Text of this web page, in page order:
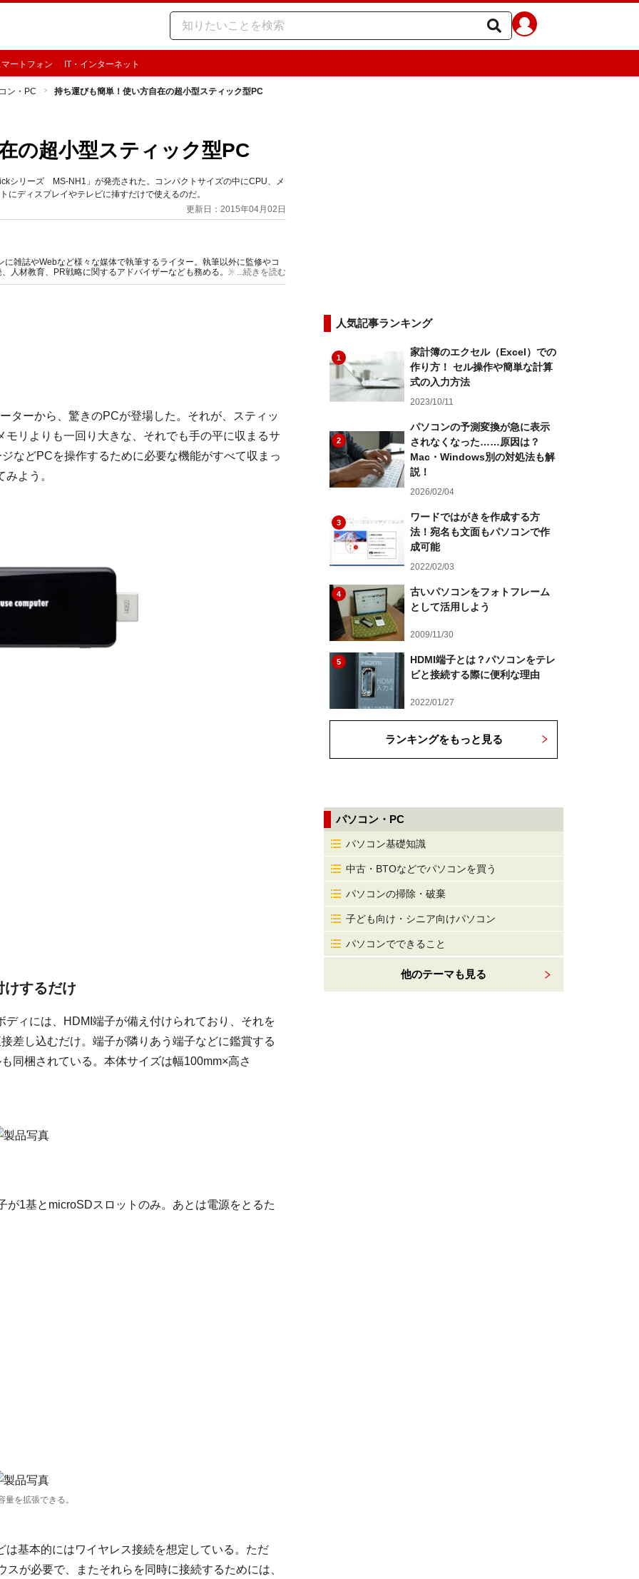
ートフォン IT・インターネット
ン・PC 持ち運びも簡単！使い方自在の超小型スティック型PC
の超小型スティック型PC
シリーズ MS-NH1」が発売された。コンパクトサイズの中にCPU、メ
ディスプレイやテレビに挿すだけで使えるのだ。
更新日：2015年04月02日
雑誌やWebなど様々な媒体で執筆するライター。執筆以外に監修やコ
人材教育、PR戦略に関するアドバイザーなども務める。米・食味鑑定
タジオ「コヤマキッチン」を用意。
...続きを読む
ターから、驚きのPCが登場した。それが、スティッ
リよりも一回り大きな、それでも手の平に収まるサ
などPCを操作するために必要な機能がすべて収まっ
よう。
けするだけ
ィには、HDMI端子が備え付けられており、それを
差し込むだけ。端子が隣りあう端子などに鑑賞する
同梱されている。本体サイズは幅100mm×高さ
1基とmicroSDスロットのみ。あとは電源をとるた
を拡張できる。
基本的にはワイヤレス接続を想定している。ただ
が必要で、またそれらを同時に接続するためには、
人気記事ランキング
1
家計簿のエクセル（Excel）での
作り方！ セル操作や簡単な計算
式の入力方法
2023/10/11
2
パソコンの予測変換が急に表示
されなくなった……原因は？
Mac・Windows別の対処法も解
説！
2026/02/04
3
ワードではがきを作成する方
法！宛名も文面もパソコンで作
成可能
2022/02/03
4
古いパソコンをフォトフレーム
として活用しよう
2009/11/30
5
HDMI端子とは？パソコンをテレ
ビと接続する際に便利な理由
2022/01/27
ランキングをもっと見る
パソコン・PC
パソコン基礎知識
中古・BTOなどでパソコンを買う
パソコンの掃除・破棄
子ども向け・シニア向けパソコン
パソコンでできること
他のテーマも見る